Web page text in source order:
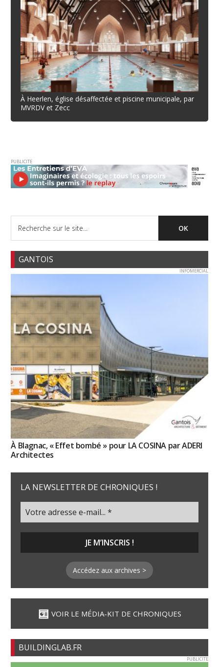
À Heerlen, église désaffectée et piscine municipale, par
MVRDV et Zecc
PUBLICITE
GANTOIS
INFOMERCIAL
À Blagnac, « Effet bombé » pour LA COSINA par ADERI
Architectes
LA NEWSLETTER DE CHRONIQUES !
Accédez aux archives >
VOIR LE MÉDIA-KIT DE CHRONIQUES
BUILDINGLAB.FR
PUBLICITE